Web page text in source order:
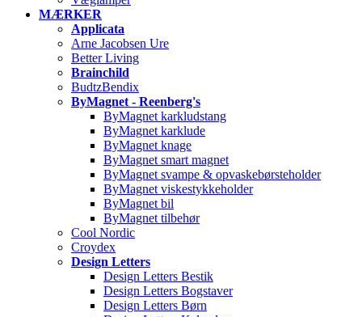
MÆRKER
Applicata
Arne Jacobsen Ure
Better Living
Brainchild
BudtzBendix
ByMagnet - Reenberg's
ByMagnet karkludstang
ByMagnet karklude
ByMagnet knage
ByMagnet smart magnet
ByMagnet svampe & opvaskebørsteholder
ByMagnet viskestykkeholder
ByMagnet bil
ByMagnet tilbehør
Cool Nordic
Croydex
Design Letters
Design Letters Bestik
Design Letters Bogstaver
Design Letters Børn